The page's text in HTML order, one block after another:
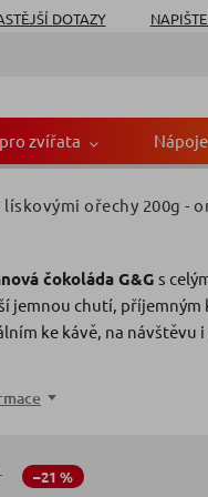
DOTAZY
zvířata Nápoje
lískovými ořechy 200g -
–21 %
čokoláda G&G s
jemnou chutí, příjemným
ke kávě, na návštěvu